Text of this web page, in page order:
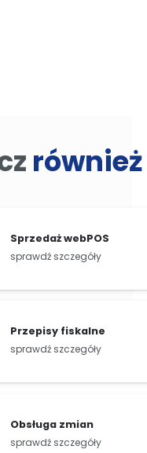
również
Sprzedaż webPOS
sprawdź szczegóły
Przepisy fiskalne
sprawdź szczegóły
Obsługa zmian
sprawdź szczegóły